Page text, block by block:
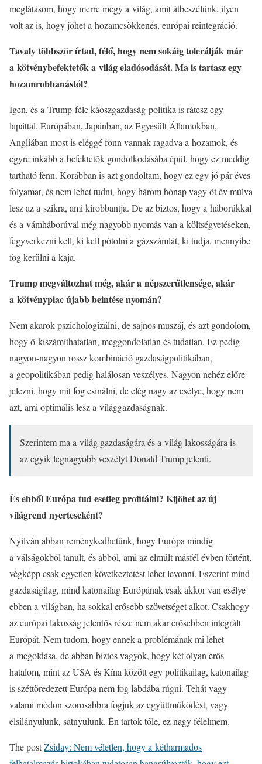
meglátásom, hogy merre megy a világ, amit átbeszélünk, ilyen
volt az is, hogy jöhet a hozamcsökkenés, európai reintegráció.
Tavaly többször írtad, félő, hogy nem sokáig tolerálják már
a kötvénybefektetők a világ eladósodását. Ma is tartasz egy
hozamrobbanástól?
Igen, és a Trump-féle káoszgazdaság-politika is rátesz egy
lapáttal. Európában, Japánban, az Egyesült Államokban,
Angliában most is eléggé fönn vannak ragadva a hozamok, és
egyre inkább a befektetők gondolkodásába épül, hogy ez meddig
tartható fenn. Korábban is azt gondoltam, hogy ez egy jó pár éves
folyamat, és nem lehet tudni, hogy három hónap vagy öt év múlva
lesz az a szikra, ami kirobbantja. De az biztos, hogy a háborúkkal
és a vámháborúval még nagyobb nyomás van a költségvetéseken,
fegyverkezni kell, ki kell pótolni a gázszámlát, ki tudja, mennyibe
fog kerülni a kaja.
Trump megváltozhat még, akár a népszerűtlensége, akár
a kötvénypiac újabb beintése nyomán?
Nem akarok pszichologizálni, de sajnos muszáj, és azt gondolom,
hogy ő kiszámíthatatlan, meggondolatlan és tudatlan. Ez pedig
nagyon-nagyon rossz kombináció gazdaságpolitikában,
a geopolitikában pedig halálosan veszélyes. Nagyon nehéz előre
jelezni, hogy mit fog csinálni, de elég nagy az esélye, hogy nem
azt, ami optimális lesz a világgazdaságnak.
Szerintem ma a világ gazdaságára és a világ lakosságára is
az egyik legnagyobb veszélyt Donald Trump jelenti.
És ebből Európa tud esetleg profitálni? Kijöhet az új
világrend nyerteseként?
Nyilván abban reménykedhetünk, hogy Európa mindig
a válságokból tanult, és abból, ami az elmúlt másfél évben történt,
végképp csak egyetlen következtetést lehet levonni. Eszerint mind
gazdaságilag, mind katonailag Európának csak akkor van esélye
ebben a világban, ha sokkal erősebb szövetséget alkot. Csakhogy
az európai lakosság jelentős része nem akar erősebben integrált
Európát. Nem tudom, hogy ennek a problémának mi lehet
a megoldása, de abban biztos vagyok, hogy két olyan erős
hatalom, mint az USA és Kína között egy politikailag, katonailag
is széttöredezett Európa nem fog labdába rúgni. Tehát vagy
valami módon szorosabbra fogjuk az együttműködést, vagy
elsilányulunk, satnyulunk. Én tartok tőle, ez nagy félelmem.
The postZsiday: Nem véletlen, hogy a kétharmados